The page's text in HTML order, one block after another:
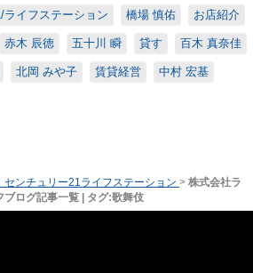
イフステーション 橋場 慎佑 お店紹介
赤木 辰徳 五十川 瞬 貸す 百木 真奈佳
北岡 みや子 賃貸経営 中村 宏基
ンチュリー21ライフステーション > 株式会社ラ
ログ記事一覧 | タグ:歌舞伎